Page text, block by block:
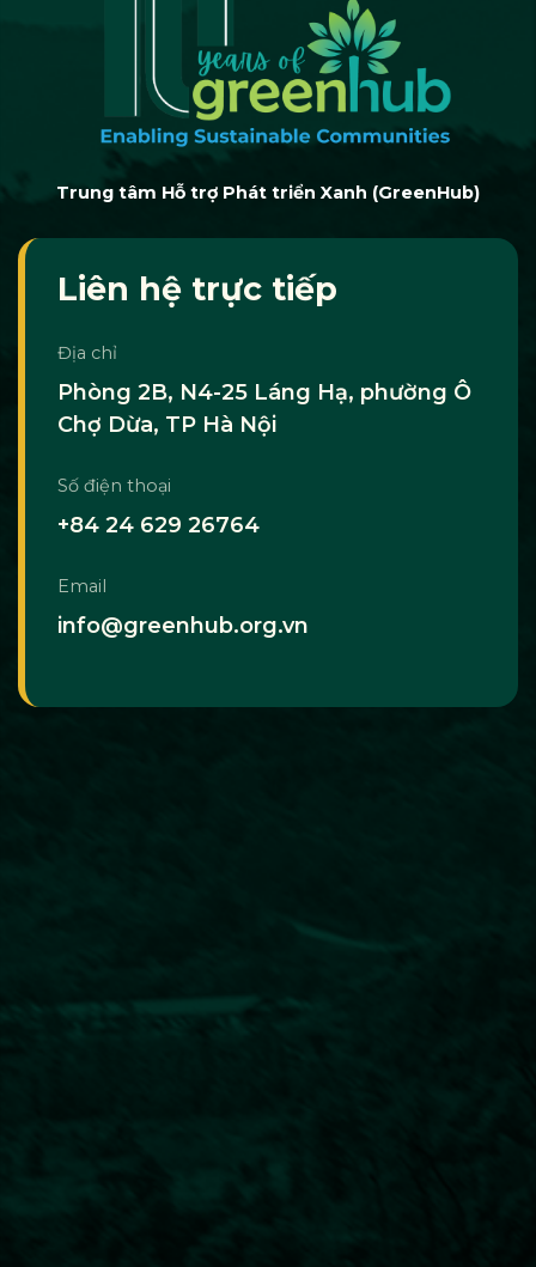
Trung tâm Hỗ trợ Phát triển Xanh (GreenHub)
Liên hệ trực tiếp
Địa chỉ
Phòng 2B, N4-25 Láng Hạ, phường Ô
Chợ Dừa, TP Hà Nội
Số điện thoại
+84 24 629 26764
Email
info@greenhub.org.vn